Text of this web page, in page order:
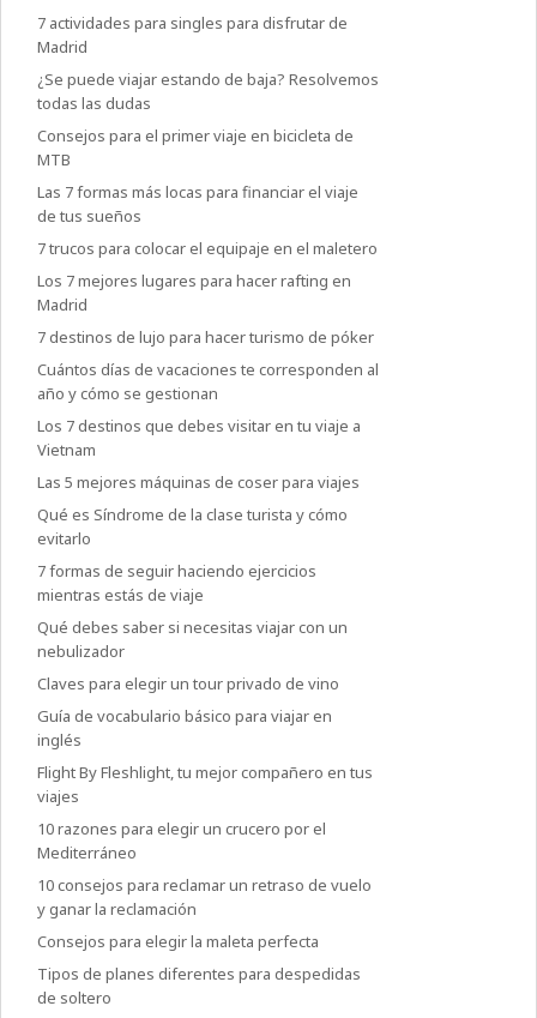
7 actividades para singles para disfrutar de
Madrid
¿Se puede viajar estando de baja? Resolvemos
todas las dudas
Consejos para el primer viaje en bicicleta de
MTB
Las 7 formas más locas para financiar el viaje
de tus sueños
7 trucos para colocar el equipaje en el maletero
Los 7 mejores lugares para hacer rafting en
Madrid
7 destinos de lujo para hacer turismo de póker
Cuántos días de vacaciones te corresponden al
año y cómo se gestionan
Los 7 destinos que debes visitar en tu viaje a
Vietnam
Las 5 mejores máquinas de coser para viajes
Qué es Síndrome de la clase turista y cómo
evitarlo
7 formas de seguir haciendo ejercicios
mientras estás de viaje
Qué debes saber si necesitas viajar con un
nebulizador
Claves para elegir un tour privado de vino
Guía de vocabulario básico para viajar en
inglés
Flight By Fleshlight, tu mejor compañero en tus
viajes
10 razones para elegir un crucero por el
Mediterráneo
10 consejos para reclamar un retraso de vuelo
y ganar la reclamación
Consejos para elegir la maleta perfecta
Tipos de planes diferentes para despedidas
de soltero